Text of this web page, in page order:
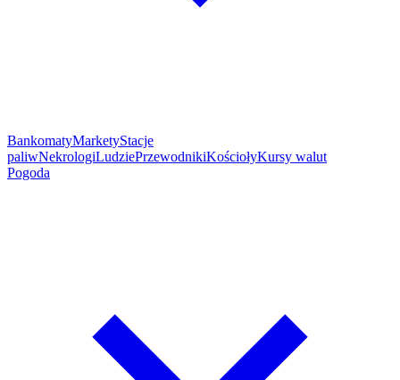
BankomatyMarketyStacje
paliwNekrologiLudziePrzewodnikiKościołyKursy walut
Pogoda